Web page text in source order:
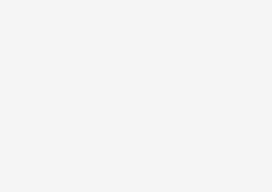
industrielle (3)